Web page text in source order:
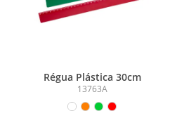
Régua Plástica 30cm
13763A